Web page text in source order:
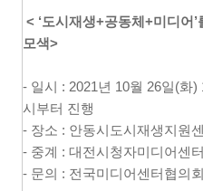
< ‘도시재생+공동체 +미디어 ’
모색>
- 일시 : 2021 년 10월 26일(화)
시부터 진행
- 장소 : 안동시도시재생지원
- 중계 : 대전시청자미디어센
- 문의 : 전국미디어센터협의